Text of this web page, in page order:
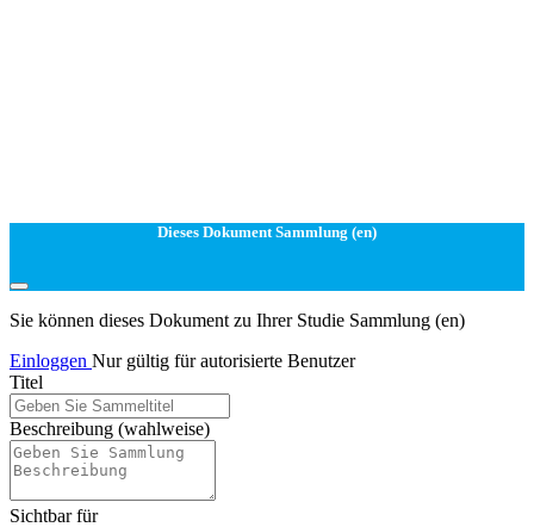
Dieses Dokument Sammlung (en)
Sie können dieses Dokument zu Ihrer Studie Sammlung (en)
Einloggen Nur gültig für autorisierte Benutzer
Titel
Beschreibung (wahlweise)
Sichtbar für